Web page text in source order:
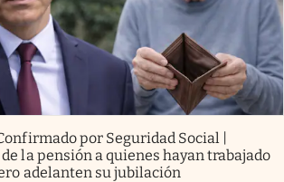
por Seguridad Social |
la pensión a quienes hayan trabajado
adelanten su jubilación